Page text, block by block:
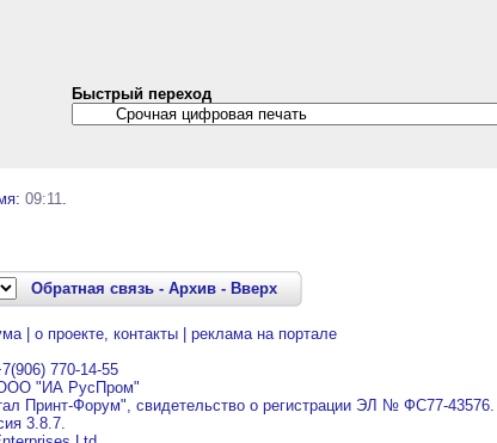
Быстрый переход
09:11.
Обратная связь- Архив- Вверх
| о проекте, контакты| реклама на портале
770-14-55
ООО "ИА РусПром"
Принт-Форум", свидетельство о регистрации ЭЛ № ФС77-43576.
3.8.7.